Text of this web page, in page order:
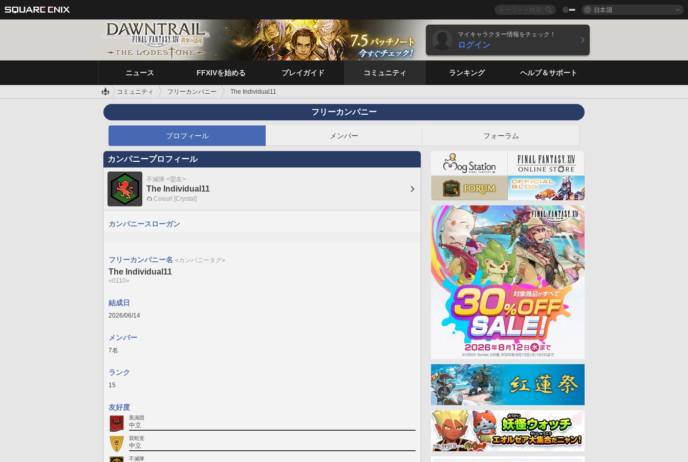
日本語
マイキャラクター情報をチェック！
ログイン
ニュース FFXIVを始める プレイガイド コミュニティ ランキング ヘルプ＆サポート
コミュニティ フリーカンパニー The Individual11
フリーカンパニー
プロフィール メンバー フォーラム
カンパニープロフィール
不滅隊 <盟友>
The Individual11
Coeurl [Crystal]
カンパニースローガン
フリーカンパニー名 «カンパニータグ»
The Individual11
«0110»
結成日
2026/06/14
メンバー
7名
ランク
15
友好度
黒渦団
中立
双蛇党
中立
不滅隊